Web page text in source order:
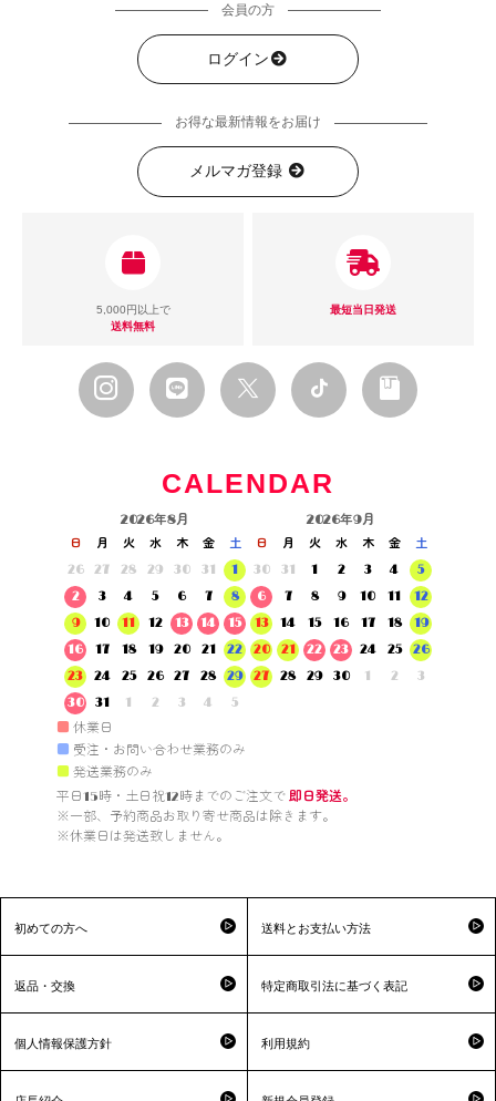
会員の方
ログイン
お得な最新情報をお届け
メルマガ登録
5,000円以上で
送料無料
最短当日発送
CALENDAR
2026年8月
日 月 火 水 木 金
土
26
27 28 29 30 31
1
2
3 4 5 6 7
8
9
10 11 12 13 14
15
16
17 18 19 20 21
22
23
24 25 26 27 28
29
30
31 1 2 3 4 5
2026年9月
日 月 火 水 木 金
土
30
31 1 2 3 4
5
6
7 8 9 10 11
12
13
14 15 16 17 18
19
20
21 22 23 24 25
26
27
28 29 30 1 2 3
■ 休業日
■ 受注・お問い合わせ業務のみ
■ 発送業務のみ
平日15時・土日祝12時までのご注文で 即日発送。
※一部、予約商品お取り寄せ商品は除きます。
※休業日は発送致しません。
初めての方へ 送料とお支払い方法
返品・交換 特定商取引法に基づく表記
個人情報保護方針 利用規約